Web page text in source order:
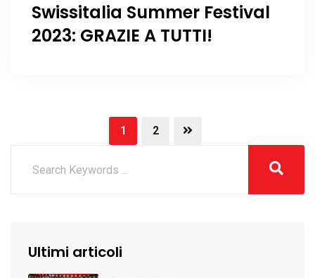
Swissitalia Summer Festival
2023: GRAZIE A TUTTI!
1 2
Ultimi articoli